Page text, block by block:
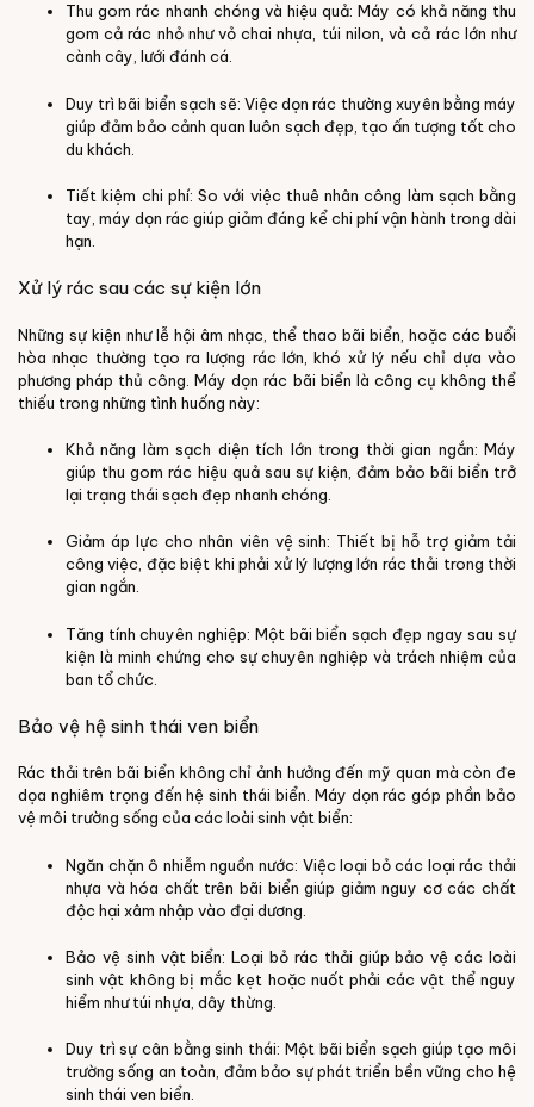
Thu gom rác nhanh chóng và hiệu quả: Máy có khả năng thu
gom cả rác nhỏ như vỏ chai nhựa, túi nilon, và cả rác lớn như
cành cây, lưới đánh cá.
Duy trì bãi biển sạch sẽ: Việc dọn rác thường xuyên bằng máy
giúp đảm bảo cảnh quan luôn sạch đẹp, tạo ấn tượng tốt cho
du khách.
Tiết kiệm chi phí: So với việc thuê nhân công làm sạch bằng
tay, máy dọn rác giúp giảm đáng kể chi phí vận hành trong dài
hạn.
Xử lý rác sau các sự kiện lớn
Những sự kiện như lễ hội âm nhạc, thể thao bãi biển, hoặc các buổi
hòa nhạc thường tạo ra lượng rác lớn, khó xử lý nếu chỉ dựa vào
phương pháp thủ công. Máy dọn rác bãi biển là công cụ không thể
thiếu trong những tình huống này:
Khả năng làm sạch diện tích lớn trong thời gian ngắn: Máy
giúp thu gom rác hiệu quả sau sự kiện, đảm bảo bãi biển trở
lại trạng thái sạch đẹp nhanh chóng.
Giảm áp lực cho nhân viên vệ sinh: Thiết bị hỗ trợ giảm tải
công việc, đặc biệt khi phải xử lý lượng lớn rác thải trong thời
gian ngắn.
Tăng tính chuyên nghiệp: Một bãi biển sạch đẹp ngay sau sự
kiện là minh chứng cho sự chuyên nghiệp và trách nhiệm của
ban tổ chức.
Bảo vệ hệ sinh thái ven biển
Rác thải trên bãi biển không chỉ ảnh hưởng đến mỹ quan mà còn đe
dọa nghiêm trọng đến hệ sinh thái biển. Máy dọn rác góp phần bảo
vệ môi trường sống của các loài sinh vật biển:
Ngăn chặn ô nhiễm nguồn nước: Việc loại bỏ các loại rác thải
nhựa và hóa chất trên bãi biển giúp giảm nguy cơ các chất
độc hại xâm nhập vào đại dương.
Bảo vệ sinh vật biển: Loại bỏ rác thải giúp bảo vệ các loài
sinh vật không bị mắc kẹt hoặc nuốt phải các vật thể nguy
hiểm như túi nhựa, dây thừng.
Duy trì sự cân bằng sinh thái: Một bãi biển sạch giúp tạo môi
trường sống an toàn, đảm bảo sự phát triển bền vững cho hệ
sinh thái ven biển.